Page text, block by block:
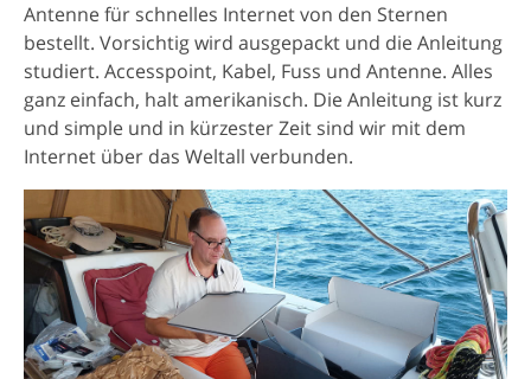
Antenne für schnelles Internet von den Sternen
bestellt. Vorsichtig wird ausgepackt und die Anleitung
studiert. Accesspoint, Kabel, Fuss und Antenne. Alles
ganz einfach, halt amerikanisch. Die Anleitung ist kurz
und simple und in kürzester Zeit sind wir mit dem
Internet über das Weltall verbunden.